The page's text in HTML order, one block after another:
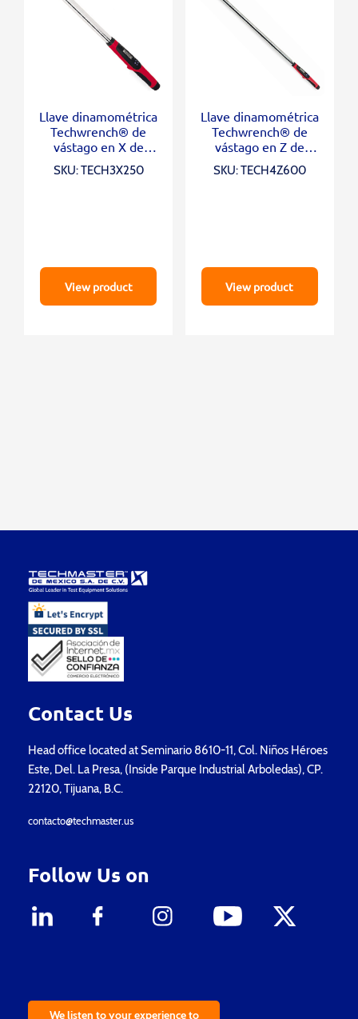
Llave dinamométrica
Techwrench® de
vástago en X de
(12,5-250 ft-lb)
SKU: TECH3X250
View product
Llave dinamométrica
Techwrench® de
vástago en Z de
cabeza intercambiable
(60-600 ft-lb)
SKU: TECH4Z600
View product
Contact Us
Head office located at Seminario 8610-11, Col. Niños Héroes
Este, Del. La Presa, (Inside Parque Industrial Arboledas), CP.
22120, Tijuana, B.C.
contacto@techmaster.us
Follow Us on
We listen to your experience to